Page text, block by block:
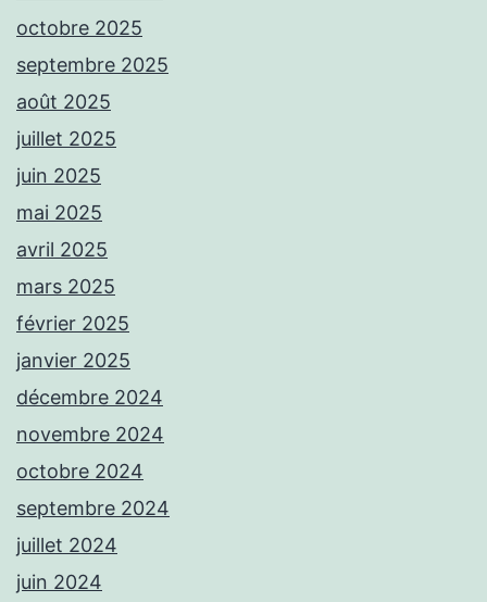
octobre 2025
septembre 2025
août 2025
juillet 2025
juin 2025
mai 2025
avril 2025
mars 2025
février 2025
janvier 2025
décembre 2024
novembre 2024
octobre 2024
septembre 2024
juillet 2024
juin 2024